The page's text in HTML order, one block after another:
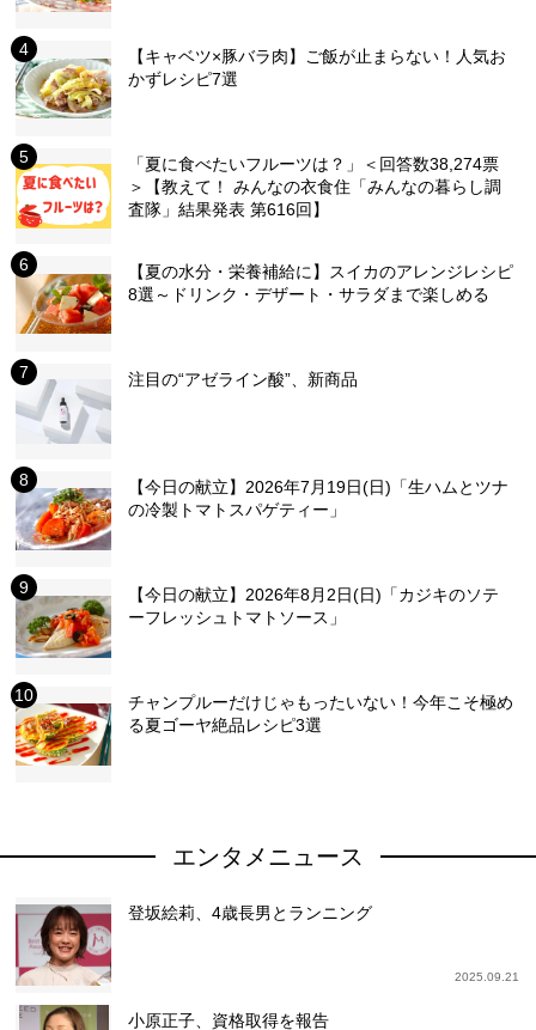
【キャベツ×豚バラ肉】ご飯が止まらない！人気お
かずレシピ7選
「夏に食べたいフルーツは？」＜回答数38,274票
＞【教えて！ みんなの衣食住「みんなの暮らし調
査隊」結果発表 第616回】
【夏の水分・栄養補給に】スイカのアレンジレシピ
8選～ドリンク・デザート・サラダまで楽しめる
注目の“アゼライン酸”、新商品
【今日の献立】2026年7月19日(日)「生ハムとツナ
の冷製トマトスパゲティー」
【今日の献立】2026年8月2日(日)「カジキのソテ
ーフレッシュトマトソース」
チャンプルーだけじゃもったいない！今年こそ極め
る夏ゴーヤ絶品レシピ3選
エンタメニュース
登坂絵莉、4歳長男とランニング
2025.09.21
小原正子、資格取得を報告